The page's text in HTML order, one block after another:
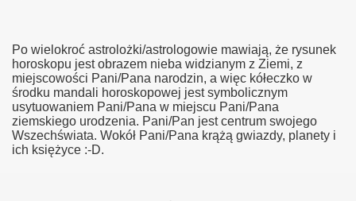
Po wielokroć astrolożki/astrologowie mawiają, że rysunek
horoskopu jest obrazem nieba widzianym z Ziemi, z
miejscowości Pani/Pana narodzin, a więc kółeczko w
środku mandali horoskopowej jest symbolicznym
usytuowaniem Pani/Pana w miejscu Pani/Pana
ziemskiego urodzenia. Pani/Pan jest centrum swojego
Wszechświata. Wokół Pani/Pana krążą gwiazdy, planety i
ich księżyce :-D.